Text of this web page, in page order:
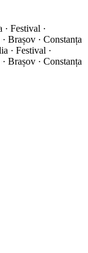
· Festival ·
Brașov · Constanța
· Festival ·
Brașov · Constanța